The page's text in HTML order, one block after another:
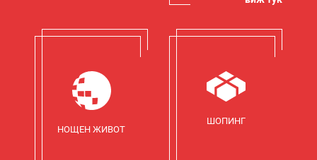
НОЩЕН ЖИВОТ
ШОПИНГ